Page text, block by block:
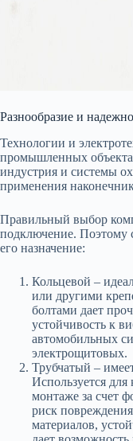
Разнообразие и
Технологии и
промышленных
индустрия и системы
применения
Правильный выбор
подключение. Поэтому
его назначение:
Кольцевой –
или другими
болтами дает
устойчивость к
автомобильных
электрощитовых.
Трубчатый –
Используется
монтаже за счет
риск
материалов,